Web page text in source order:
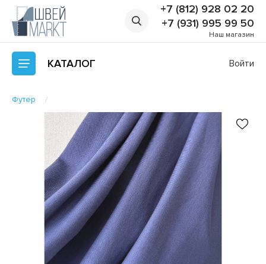
+7 (812) 928 02 20
+7 (931) 995 99 50
Наш магазин
КАТАЛОГ Войти
Футер